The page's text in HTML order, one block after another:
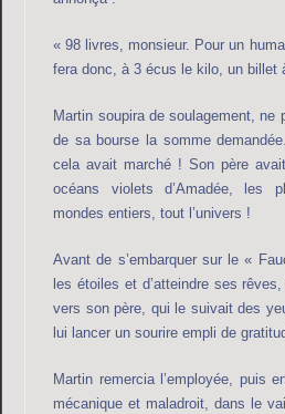
« 98 livres, monsieur. Pour un
fera donc, à 3 écus le kilo, un billet
Martin soupira de soulagement, ne
de sa bourse la somme
cela avait marché ! Son père
océans violets d’Amadée, les
mondes entiers, tout l’univers !
Avant de s’embarquer sur le «
les étoiles et d’atteindre ses
vers son père, qui le suivait des
lui lancer un sourire empli de
Martin remercia l’employée, puis
mécanique et maladroit, dans le